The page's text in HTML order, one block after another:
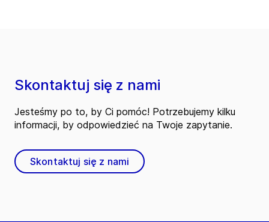
Skontaktuj się z nami
Jesteśmy po to, by Ci pomóc! Potrzebujemy kilku
informacji, by odpowiedzieć na Twoje zapytanie.
Skontaktuj się z nami